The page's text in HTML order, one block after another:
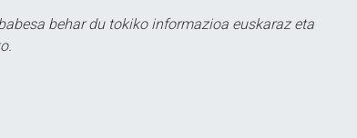
behar du tokiko informazioa euskaraz eta